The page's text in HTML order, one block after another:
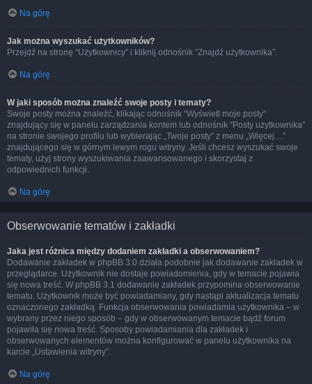
Na górę
Jak można wyszukać użytkowników?
Przejdź na stronę “Użytkownicy” i kliknij odnośnik “Znajdź użytkownika”.
Na górę
W jaki sposób można znaleźć swoje posty i tematy?
Swoje posty można znaleźć, klikając odnośnik “Wyświetl moje posty”
znajdujący się w panelu zarządzania kontem lub odnośnik “Posty użytkownika”
na stronie swojego profilu lub wybierając „Twoje posty” z menu „Więcej…”
znajdującego się w górnym lewym rogu witryny. Jeśli chcesz wyszukać swoje
tematy, użyj strony wyszukiwania zaawansowanego i skorzystaj z
odpowiednich funkcji.
Na górę
Obserwowanie tematów i zakładki
Jaka jest różnica między dodaniem zakładki a obserwowaniem?
Dodawanie zakładek w phpBB 3.0 działa podobnie jak dodawanie zakładek w
przeglądarce. Użytkownik nie dostaje powiadomienia, gdy w temacie pojawia
się nowa treść. W phpBB 3.1 dodawanie zakładek przypomina obserwowanie
tematu. Użytkownik może być powiadamiany, gdy nastąpi aktualizacja tematu
oznaczonego zakładką. Funkcja obserwowania powiadamia użytkownika – w
wybrany przez niego sposób – gdy w obserwowanym temacie bądź forum
pojawiła się nowa treść. Sposoby powiadamiania dla zakładek i
obserwowanych elementów można konfigurować w panelu użytkownika na
karcie „Ustawienia witryny”.
Na górę